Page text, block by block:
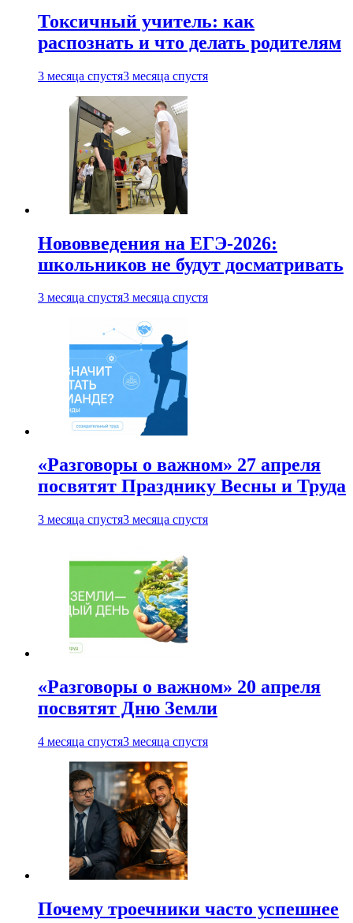
Токсичный учитель: как
распознать и что делать родителям
3 месяца спустя3 месяца спустя
Нововведения на ЕГЭ-2026:
школьников не будут досматривать
3 месяца спустя3 месяца спустя
«Разговоры о важном» 27 апреля
посвятят Празднику Весны и Труда
3 месяца спустя3 месяца спустя
«Разговоры о важном» 20 апреля
посвятят Дню Земли
4 месяца спустя3 месяца спустя
Почему троечники часто успешнее